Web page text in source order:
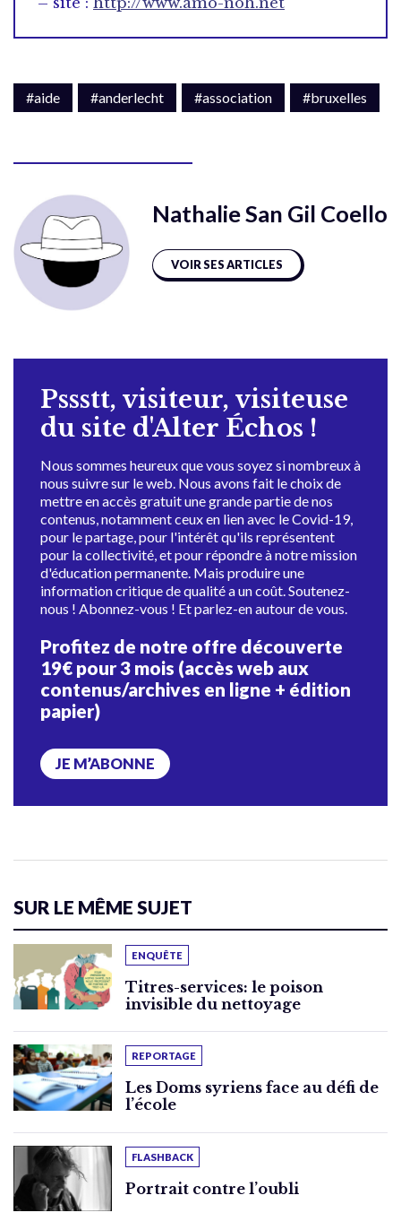
#aide #anderlecht #association #bruxelles
Nathalie San Gil Coello
VOIR SES ARTICLES
Pssstt, visiteur, visiteuse
du site d'Alter Échos !
Nous sommes heureux que vous soyez si nombreux à
nous suivre sur le web. Nous avons fait le choix de
mettre en accès gratuit une grande partie de nos
contenus, notamment ceux en lien avec le Covid-19,
pour le partage, pour l'intérêt qu'ils représentent
pour la collectivité, et pour répondre à notre mission
d'éducation permanente. Mais produire une
information critique de qualité a un coût. Soutenez-
nous ! Abonnez-vous ! Et parlez-en autour de vous.
Profitez de notre offre découverte
19€ pour 3 mois (accès web aux
contenus/archives en ligne + édition
papier)
JE M’ABONNE
SUR LE MÊME SUJET
ENQUÊTE
Titres-services: le poison
invisible du nettoyage
REPORTAGE
Les Doms syriens face au défi de
l’école
FLASHBACK
Portrait contre l’oubli